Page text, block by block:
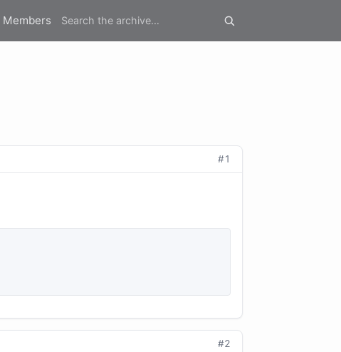
Members
#1
#2